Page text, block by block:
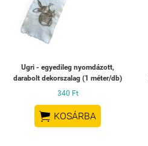
Ugri - egyedileg nyomdázott,
darabolt dekorszalag (1 méter/db)
340 Ft
 KOSÁRBA